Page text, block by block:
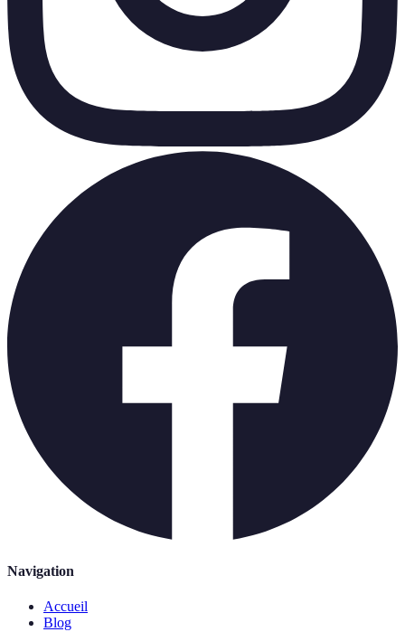
Navigation
Accueil
Blog